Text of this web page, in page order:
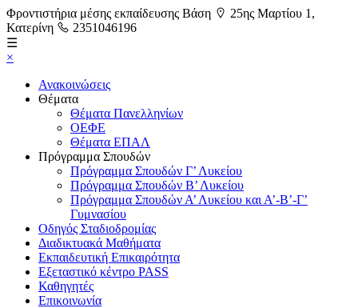
Φροντιστήρια μέσης εκπαίδευσης Βάση
25ης Μαρτίου 1,
Κατερίνη
2351046196
☰
×
Ανακοινώσεις
Θέματα
Θέματα Πανελληνίων
ΟΕΦΕ
Θέματα ΕΠΑΛ
Πρόγραμμα Σπουδών
Πρόγραμμα Σπουδών Γ’ Λυκείου
Πρόγραμμα Σπουδών Β’ Λυκείου
Πρόγραμμα Σπουδών Α’ Λυκείου και Α’-Β’-Γ’
Γυμνασίου
Οδηγός Σταδιοδρομίας
Διαδικτυακά Μαθήματα
Εκπαιδευτική Επικαιρότητα
Εξεταστικό κέντρο PASS
Καθηγητές
Επικοινωνία